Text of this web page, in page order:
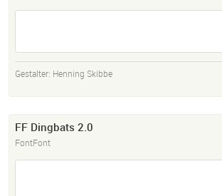
Gestalter: Henning Skibbe
FF Dingbats 2.0
FontFont